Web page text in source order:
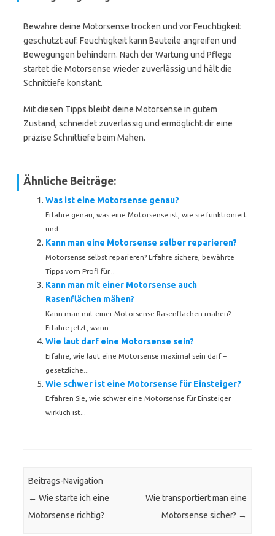
Bewahre deine Motorsense trocken und vor Feuchtigkeit
geschützt auf. Feuchtigkeit kann Bauteile angreifen und
Bewegungen behindern. Nach der Wartung und Pflege
startet die Motorsense wieder zuverlässig und hält die
Schnittiefe konstant.
Mit diesen Tipps bleibt deine Motorsense in gutem
Zustand, schneidet zuverlässig und ermöglicht dir eine
präzise Schnittiefe beim Mähen.
Ähnliche Beiträge:
Was ist eine Motorsense genau?
Erfahre genau, was eine Motorsense ist, wie sie funktioniert
und...
Kann man eine Motorsense selber reparieren?
Motorsense selbst reparieren? Erfahre sichere, bewährte
Tipps vom Profi für...
Kann man mit einer Motorsense auch
Rasenflächen mähen?
Kann man mit einer Motorsense Rasenflächen mähen?
Erfahre jetzt, wann...
Wie laut darf eine Motorsense sein?
Erfahre, wie laut eine Motorsense maximal sein darf –
gesetzliche...
Wie schwer ist eine Motorsense für Einsteiger?
Erfahren Sie, wie schwer eine Motorsense für Einsteiger
wirklich ist...
Beitrags-Navigation
← Wie starte ich eine
Motorsense richtig?
Wie transportiert man eine
Motorsense sicher? →